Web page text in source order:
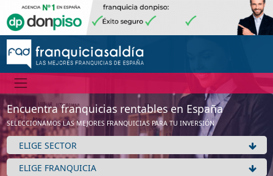
Encuentra franquicias rentables en España
SELECCIONAMOS LAS MEJORES FRANQUICIAS PARA TU INVERSIÓN